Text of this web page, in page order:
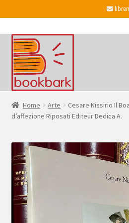
Vai
alla
navigazione
Vai
al
contenuto
Home
Desiderata
Checkout
Account
Home Arte
Cesare Nissirio Il
d’affezione Riposati Editeur Dedica A.